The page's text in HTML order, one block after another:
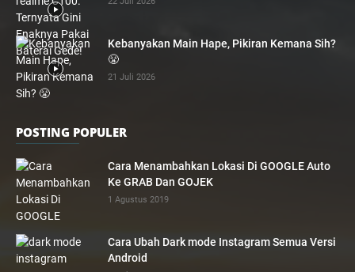
Kebanyakan Main Hape, Pikiran Kemana Sih?
😤
21 Juli 2026
POSTING POPULER
Cara Menambahkan Lokasi Di GOOGLE Auto
Ke GRAB Dan GOJEK
1 Agustus 2019
Cara Ubah Dark mode Instagram Semua Versi
Android